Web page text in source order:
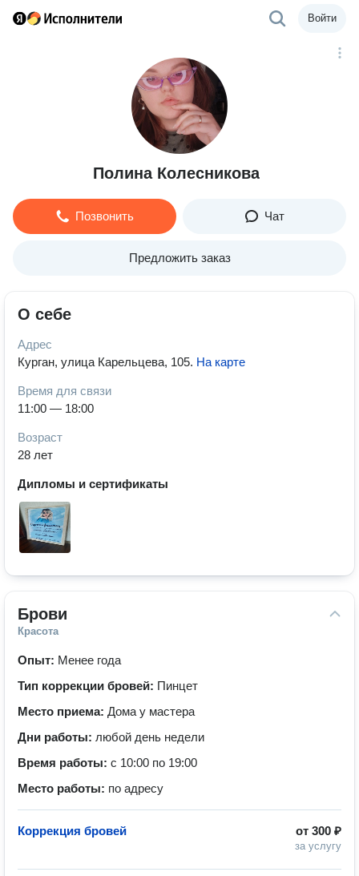
Войти
Полина Колесникова
Позвонить Чат
Предложить заказ
О себе
Адрес
Курган, улица Карельцева, 105. На карте
Время для связи
11:00 — 18:00
Возраст
28 лет
Дипломы и сертификаты
Брови
Красота
Опыт: Менее года
Тип коррекции бровей: Пинцет
Место приема: Дома у мастера
Дни работы: любой день недели
Время работы: с 10:00 по 19:00
Место работы: по адресу
от 300 ₽
за услугу
Коррекция бровей